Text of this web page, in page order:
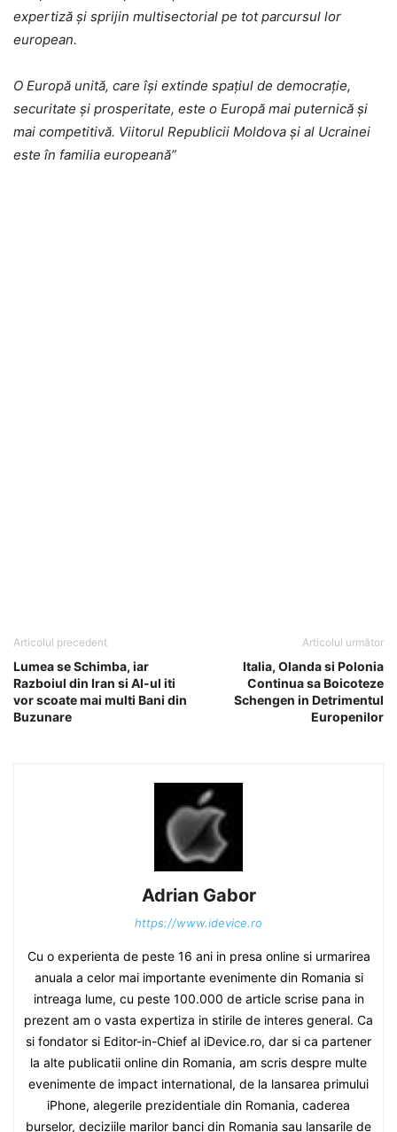
expertiză și sprijin multisectorial pe tot parcursul lor
european.
O Europă unită, care își extinde spațiul de democrație,
securitate și prosperitate, este o Europă mai puternică și
mai competitivă. Viitorul Republicii Moldova și al Ucrainei
este în familia europeană”
Articolul precedent
Lumea se Schimba, iar
Razboiul din Iran si AI-ul iti
vor scoate mai multi Bani din
Buzunare
Articolul următor
Italia, Olanda si Polonia
Continua sa Boicoteze
Schengen in Detrimentul
Europenilor
Adrian Gabor
https://www.idevice.ro
Cu o experienta de peste 16 ani in presa online si urmarirea
anuala a celor mai importante evenimente din Romania si
intreaga lume, cu peste 100.000 de article scrise pana in
prezent am o vasta expertiza in stirile de interes general. Ca
si fondator si Editor-in-Chief al iDevice.ro, dar si ca partener
la alte publicatii online din Romania, am scris despre multe
evenimente de impact international, de la lansarea primului
iPhone, alegerile prezidentiale din Romania, caderea
burselor, deciziile marilor banci din Romania sau lansarile de